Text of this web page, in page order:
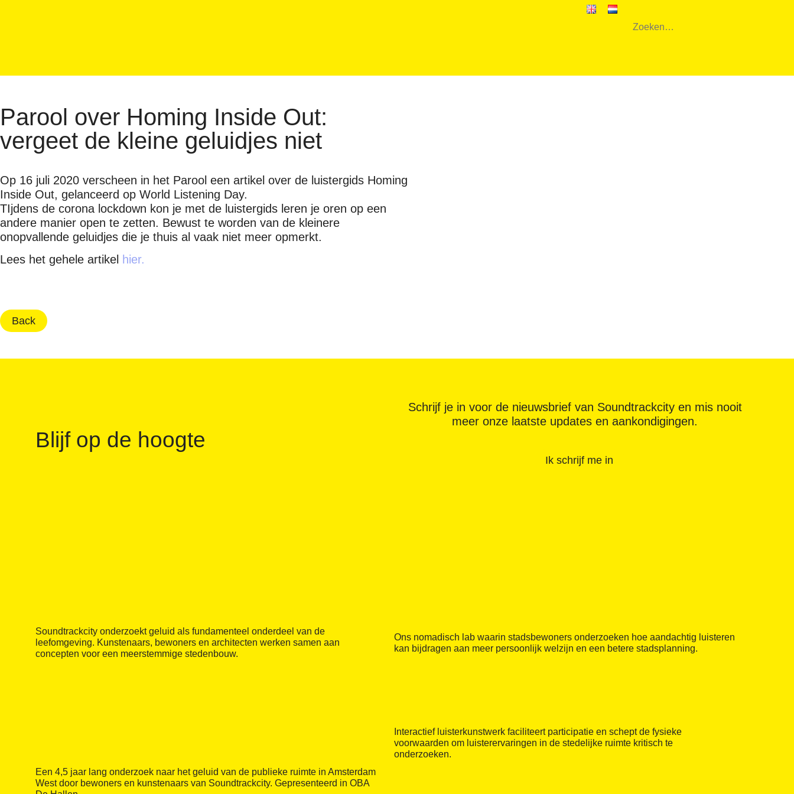
Parool over Homing Inside Out:
vergeet de kleine geluidjes niet
Op 16 juli 2020 verscheen in het Parool een artikel over de luistergids Homing
Inside Out, gelanceerd op World Listening Day.
TIjdens de corona lockdown kon je met de luistergids leren je oren op een
andere manier open te zetten. Bewust te worden van de kleinere
onopvallende geluidjes die je thuis al vaak niet meer opmerkt.
Lees het gehele artikel hier.
Back
Blijf op de hoogte
Schrijf je in voor de nieuwsbrief van Soundtrackcity en mis nooit
meer onze laatste updates en aankondigingen.
Ik schrijf me in
Soundtrackcity onderzoekt geluid als fundamenteel onderdeel van de
leefomgeving. Kunstenaars, bewoners en architecten werken samen aan
concepten voor een meerstemmige stedenbouw.
Ons nomadisch lab waarin stadsbewoners onderzoeken hoe aandachtig luisteren
kan bijdragen aan meer persoonlijk welzijn en een betere stadsplanning.
Een 4,5 jaar lang onderzoek naar het geluid van de publieke ruimte in Amsterdam
West door bewoners en kunstenaars van Soundtrackcity. Gepresenteerd in OBA
Interactief luisterkunstwerk faciliteert participatie en schept de fysieke
voorwaarden om luisterervaringen in de stedelijke ruimte kritisch te
onderzoeken.